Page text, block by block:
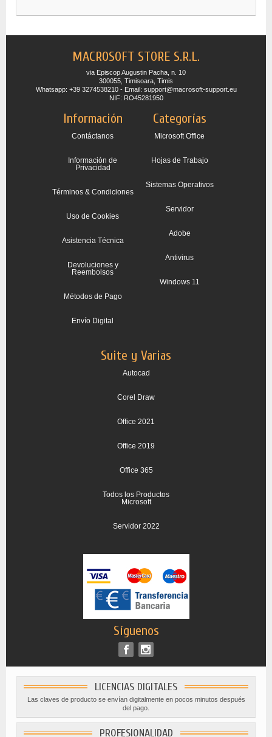
MACROSOFT STORE S.R.L.
via Episcop Augustin Pacha, n. 10
300055, Timisoara, Timis
Whatsapp: +39 3274538210 - Email: support@macrosoft-support.eu
NIF: RO45281950
Información
Contáctanos
Información de
Privacidad
Términos & Condiciones
Uso de Cookies
Asistencia Técnica
Devoluciones y
Reembolsos
Métodos de Pago
Envío Digital
Categorías
Microsoft Office
Hojas de Trabajo
Sistemas Operativos
Servidor
Adobe
Antivirus
Windows 11
Suite y Varias
Autocad
Corel Draw
Office 2021
Office 2019
Office 365
Todos los Productos
Microsoft
Servidor 2022
Síguenos
LICENCIAS DIGITALES
Las claves de producto se envían digitalmente en pocos minutos después
del pago.
PROFESIONALIDAD